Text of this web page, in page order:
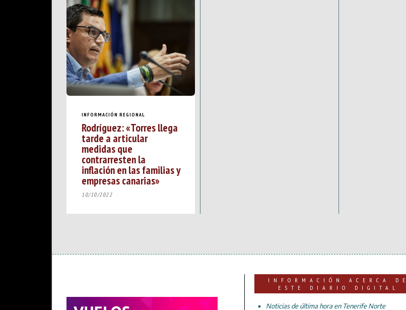
INFORMACIÓN REGIONAL
Rodríguez: «Torres llega
tarde a articular
medidas que
contrarresten la
inflación en las familias y
empresas canarias»
10/10/2022
INFORMACIÓN ACERCA DE
ESTE DIARIO DIGITAL
Noticias de última hora en Tenerife Norte